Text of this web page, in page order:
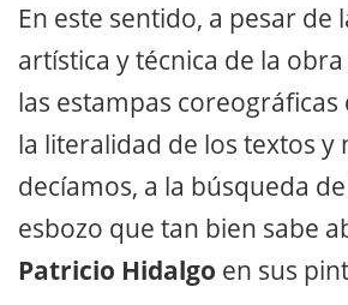
En este sentido, a pesar de
artística y técnica de la
las estampas coreográficas
la literalidad de los textos y
decíamos, a la búsqueda
esbozo que tan bien sabe
Patricio Hidalgo en sus